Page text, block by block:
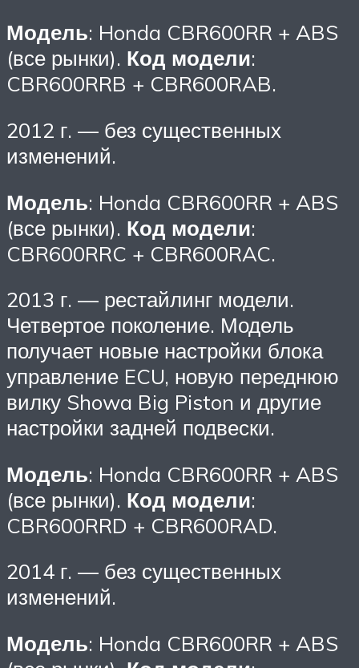
Модель: Honda CBR600RR + ABS
(все рынки). Код модели:
CBR600RRB + CBR600RAB.
2012 г. — без существенных
изменений.
Модель: Honda CBR600RR + ABS
(все рынки). Код модели:
CBR600RRC + CBR600RAC.
2013 г. — рестайлинг модели.
Четвертое поколение. Модель
получает новые настройки блока
управление ECU, новую переднюю
вилку Showa Big Piston и другие
настройки задней подвески.
Модель: Honda CBR600RR + ABS
(все рынки). Код модели:
CBR600RRD + CBR600RAD.
2014 г. — без существенных
изменений.
Модель: Honda CBR600RR + ABS